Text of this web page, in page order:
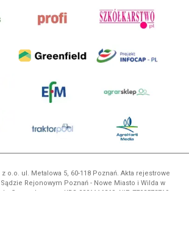
o.o. ul. Metalowa 5, 60-118 Poznań. Akta rejestrowe
Rejonowym Poznań - Nowe Miasto i Wilda w
Gospodarczym, KRS 0001116269, NIP 7792573719,